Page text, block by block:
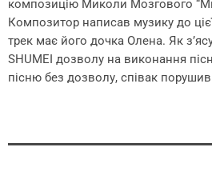
композицію Миколи Мозгового
Композитор написав музику до
трек має його дочка Олена. Як
SHUMEI дозволу на виконання
пісню без дозволу, співак